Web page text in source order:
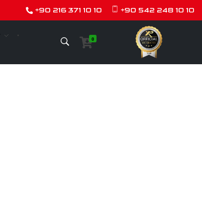
+90 216 371 10 10 +90 542 248 10 10
0